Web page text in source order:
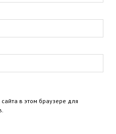
в этом браузере для